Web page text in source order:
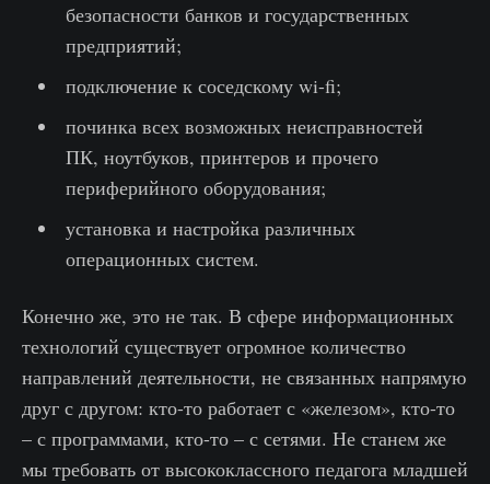
безопасности банков и государственных
предприятий;
подключение к соседскому wi-fi;
починка всех возможных неисправностей
ПК, ноутбуков, принтеров и прочего
периферийного оборудования;
установка и настройка различных
операционных систем.
Конечно же, это не так. В сфере информационных
технологий существует огромное количество
направлений деятельности, не связанных напрямую
друг с другом: кто-то работает с «железом», кто-то
– с программами, кто-то – с сетями. Не станем же
мы требовать от высококлассного педагога младшей